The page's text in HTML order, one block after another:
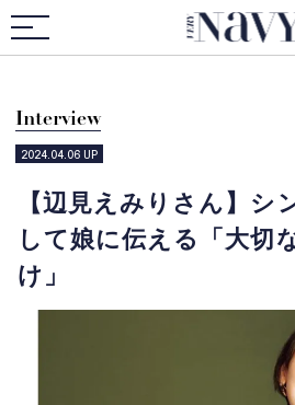
VERY NAVY
Interview
2024.04.06 UP
【辺見えみりさん】シ
して娘に伝える「大切
け」